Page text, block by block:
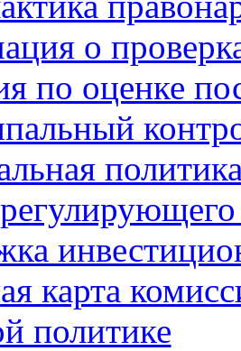
о
по оценке
карта
политике